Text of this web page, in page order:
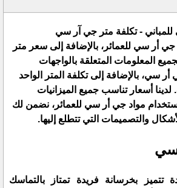
- تكلفة متر جي آر سي
أر سي للعمائر، بالإضافة إلى سعر متر
المعلومات المتعلقة بالواجهات
سي، بالإضافة إلى تكلفة المتر الواحد
لدينا أسعار تناسب جميع الميزانيات
مواد جي أر سي للعمائر، نضمن لك
والتصميمات التي تتطلع إليها.
سي
بخرسانة فريدة تمتاز بالتماسك